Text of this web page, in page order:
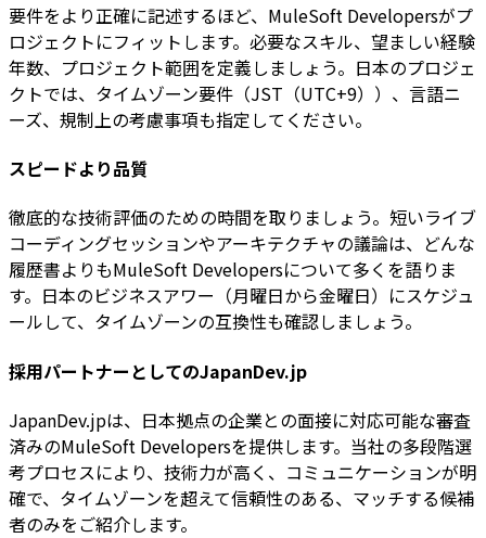
要件をより正確に記述するほど、MuleSoft Developersがプ
ロジェクトにフィットします。必要なスキル、望ましい経験
年数、プロジェクト範囲を定義しましょう。日本のプロジェ
クトでは、タイムゾーン要件（JST（UTC+9））、言語ニ
ーズ、規制上の考慮事項も指定してください。
スピードより品質
徹底的な技術評価のための時間を取りましょう。短いライブ
コーディングセッションやアーキテクチャの議論は、どんな
履歴書よりもMuleSoft Developersについて多くを語りま
す。日本のビジネスアワー（月曜日から金曜日）にスケジュ
ールして、タイムゾーンの互換性も確認しましょう。
採用パートナーとしてのJapanDev.jp
JapanDev.jpは、日本拠点の企業との面接に対応可能な審査
済みのMuleSoft Developersを提供します。当社の多段階選
考プロセスにより、技術力が高く、コミュニケーションが明
確で、タイムゾーンを超えて信頼性のある、マッチする候補
者のみをご紹介します。